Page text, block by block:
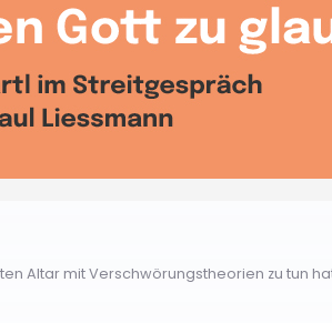
Altar mit Verschwörungstheorien zu tun